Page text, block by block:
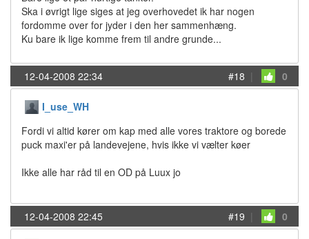
Ska i øvrigt lige siges at jeg overhovedet ik har nogen
fordomme over for jyder i den her sammenhæng.
Ku bare ik lige komme frem til andre grunde...
12-04-2008 22:34 #18 | 0
I_use_WH
Fordi vi altid kører om kap med alle vores traktore og borede
puck maxi'er på landevejene, hvis ikke vi vælter køer
Ikke alle har råd til en OD på Luux jo
12-04-2008 22:45 #19 | 0